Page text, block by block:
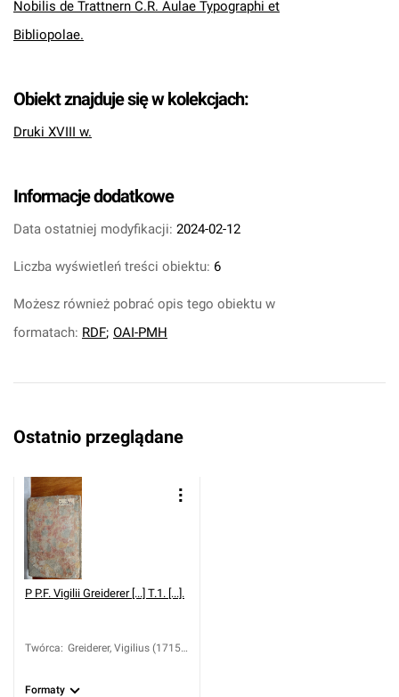
Nobilis de Trattnern C.R. Aulae Typographi et
Bibliopolae.
Obiekt znajduje się w kolekcjach:
Druki XVIII w.
Informacje dodatkowe
Data ostatniej modyfikacji: 2024-02-12
Liczba wyświetleń treści obiektu: 6
Możesz również pobrać opis tego obiektu w
formatach: RDF; OAI-PMH
Ostatnio przeglądane
P P.F. Vigilii Greiderer [...] T.1. [...].
Twórca: Greiderer, Vigilius (1715-
Formaty